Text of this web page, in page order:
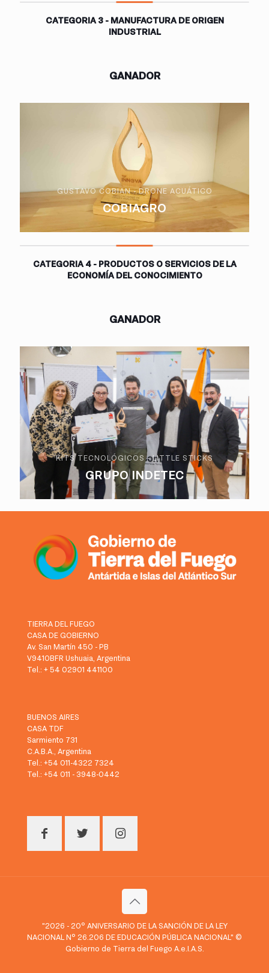
CATEGORIA 3 - MANUFACTURA DE ORIGEN
INDUSTRIAL
GANADOR
GUSTAVO COBIAN - DRONE ACUÁTICO
COBIAGRO
CATEGORIA 4 - PRODUCTOS O SERVICIOS DE LA
ECONOMÍA DEL CONOCIMIENTO
GANADOR
KITS TECNOLÓGICOS - LITTLE STICKS
GRUPO INDETEC
TIERRA DEL FUEGO
CASA DE GOBIERNO
Av. San Martín 450 - PB
V9410BFR Ushuaia, Argentina
Tel.: + 54 02901 441100
BUENOS AIRES
CASA TDF
Sarmiento 731
C.A.B.A., Argentina
Tel.: +54 011-4322 7324
Tel.: +54 011 - 3948-0442
"2026 - 20° ANIVERSARIO DE LA SANCIÓN DE LA LEY
NACIONAL N° 26.206 DE EDUCACIÓN PÚBLICA NACIONAL" ©
Gobierno de Tierra del Fuego A.e.I.A.S.